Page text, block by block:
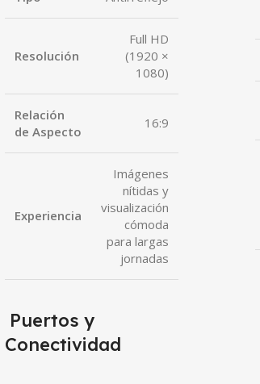
Resolución
Full HD
(1920 ×
1080)
Relación
de Aspecto
16:9
Experiencia
Imágenes
nítidas y
visualización
cómoda
para largas
jornadas
Puertos y
Conectividad